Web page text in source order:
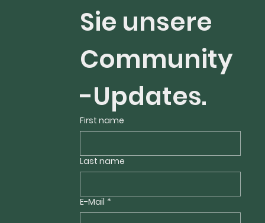
Sie unsere
Community
-Updates.
First name
Last name
E-Mail *